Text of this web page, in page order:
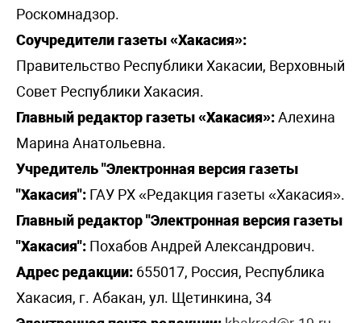
Роскомнадзор.
Соучредители газеты «Хакасия»:
Правительство Республики Хакасии, Верховный
Совет Республики Хакасия.
Главный редактор газеты «Хакасия»:Алехина
Марина Анатольевна.
Учредитель "Электронная версия газеты
"Хакасия": ГАУ РХ «Редакция газеты «Хакасия».
Главный редактор "Электронная версия газеты
"Хакасия": Похабов Андрей Александрович.
Адрес редакции: 655017, Россия, Республика
Хакасия, г. Абакан, ул. Щетинкина, 34